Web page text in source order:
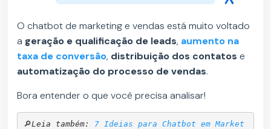
O chatbot de marketing e vendas está muito voltado
a geração e qualificação de leads, aumento na
taxa de conversão, distribuição dos contatos e
automatização do processo de vendas.
Bora entender o que você precisa analisar!
🔎Leia também: 7 Ideias para Chatbot em Market